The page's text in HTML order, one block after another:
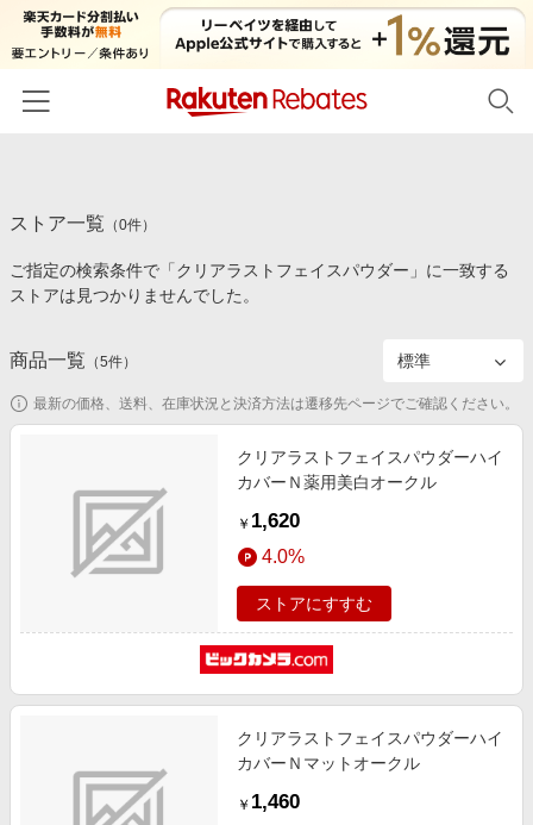
カテゴリー一覧
百貨店・総合ECモール
食品・スイーツ・お酒
コスメ・健康・医薬品
家電・PC・スマホ・カメラ
スポーツ・アウトドア・ゴルフ
旅行・レジャー・ホテル予約
金融・マネー・保険
イベント一覧
初回購入者限定特典
対象ストア新規限定特典
楽天ペイ導入ストア
楽天サービス特集
わくわく夏特集
とことん買い物チャレンジ
Samsung ボーナスキャンペーン
ストア一覧 （0件）
ご指定の検索条件で「クリアラストフェイスパウダー」に一致する
ストアは見つかりませんでした。
商品一覧 （5件）
最新の価格、送料、在庫状況と決済方法は遷移先ページでご確認ください。
クリアラストフェイスパウダーハイ
カバーＮ薬用美白オークル
￥ 1,620
4.0%
ストアにすすむ
クリアラストフェイスパウダーハイ
カバーＮマットオークル
￥ 1,460